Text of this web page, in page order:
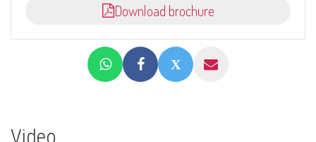
Download brochure
Video